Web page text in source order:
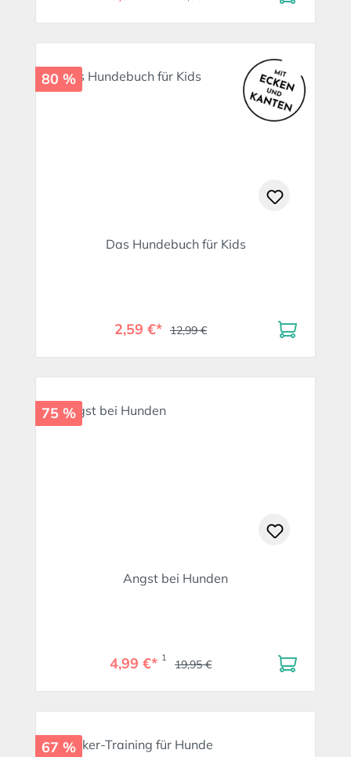
80 %
Das Hundebuch für Kids
2,59 €* 12,99 €
75 %
Angst bei Hunden
4,99 €* 1 19,95 €
67 %